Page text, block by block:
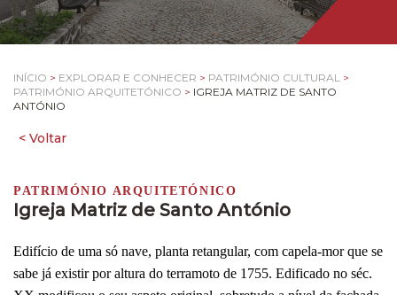
INÍCIO > EXPLORAR E CONHECER > PATRIMÓNIO CULTURAL >
PATRIMÓNIO ARQUITETÓNICO > IGREJA MATRIZ DE SANTO
ANTÓNIO
PATRIMÓNIO ARQUITETÓNICO
Igreja Matriz de Santo António
Edifício de uma só nave, planta retangular, com capela-mor que se
sabe já existir por altura do terramoto de 1755. Edificado no séc.